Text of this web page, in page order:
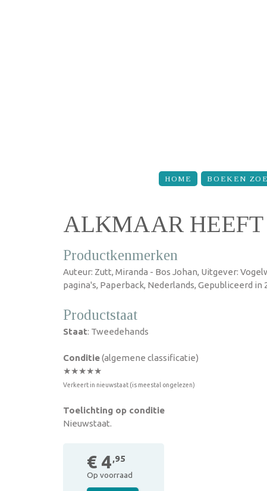
HOME BOEKEN
ALKMAAR
Productkenmerken
Auteur: Zutt, Miranda - Bos Johan, Uitgever:
pagina's, Paperback, Nederlands, Gepubliceerd in
Productstaat
Staat: Tweedehands
Conditie(algemene classificatie)
★★★★★
Verkeert in nieuwstaat (is meestal ongelezen)
Toelichting op conditie
Nieuwstaat.
€ 4,95
Op voorraad